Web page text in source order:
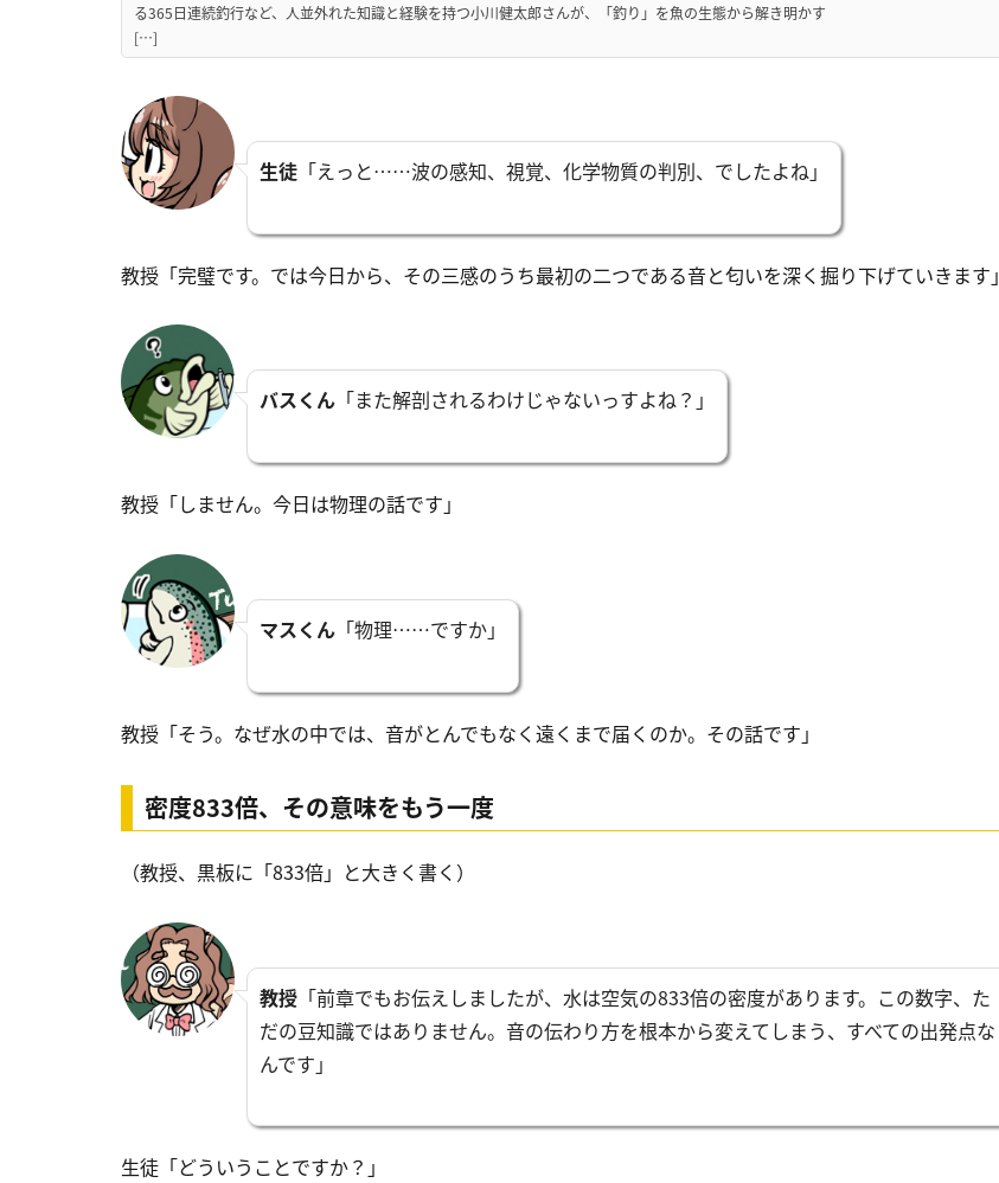
る365日連続釣行など、人並外れた知識と経験を持つ小川健太郎さんが、「釣り」を魚の生態から解き明かす
[…]
生徒 「えっと……波の感知、視覚、化学物質の判別、でしたよね」
教授「完璧です。では今日から、その三感のうち最初の二つである音と匂いを深く掘り下げていきます」
バスくん 「また解剖されるわけじゃないっすよね？」
教授「しません。今日は物理の話です」
マスくん 「物理……ですか」
教授「そう。なぜ水の中では、音がとんでもなく遠くまで届くのか。その話です」
密度833倍、その意味をもう一度
（教授、黒板に「833倍」と大きく書く）
教授 「前章でもお伝えしましたが、水は空気の833倍の密度があります。この数字、た
だの豆知識ではありません。音の伝わり方を根本から変えてしまう、すべての出発点な
んです」
生徒「どういうことですか？」